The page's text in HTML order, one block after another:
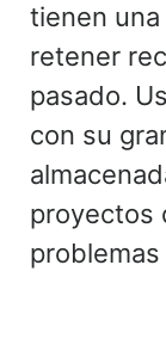
tienen
retener
pasado.
con su
proyectos